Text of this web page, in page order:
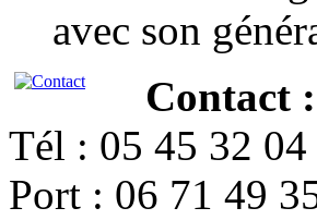
avec son
Contact :
Tél : 05 45 32 04
Port : 06 71 49